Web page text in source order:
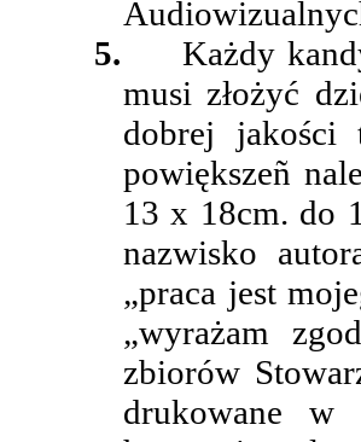
5.
Każdy
musi złożyć
dobrej jakości
powiększeñ
13 x 18cm. do
nazwisko
„praca jest
„wyrażam
zbiorów
drukowane w